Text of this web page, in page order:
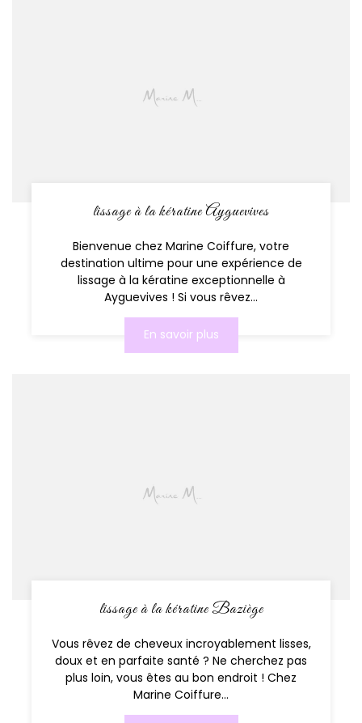
lissage à la kératine Ayguevives
Bienvenue chez Marine Coiffure, votre
destination ultime pour une expérience de
lissage à la kératine exceptionnelle à
Ayguevives ! Si vous rêvez...
En savoir plus
lissage à la kératine Baziège
Vous rêvez de cheveux incroyablement lisses,
doux et en parfaite santé ? Ne cherchez pas
plus loin, vous êtes au bon endroit ! Chez
Marine Coiffure...